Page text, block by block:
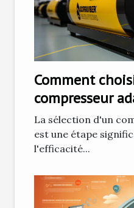
Comment
compresseur
besoins
La sélection d'un
est une étape
l'efficacité...